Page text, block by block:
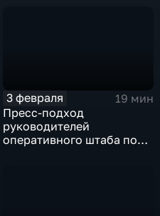
3 февраля
19 мин
Пресс-подход
руководителей
оперативного штаба по